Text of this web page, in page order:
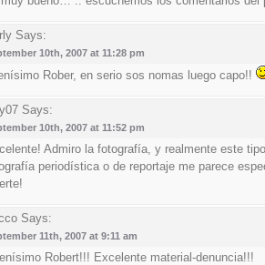
Says:
10th, 2007 at 11:28 pm
Rober, en serio sos nomas luego capo!!
Says:
10th, 2007 at 11:52 pm
Admiro la fotografía, y realmente este
periodística o de reportaje me parece
Says:
11th, 2007 at 9:11 am
Robert!!! Excelente material-denuncia!!!